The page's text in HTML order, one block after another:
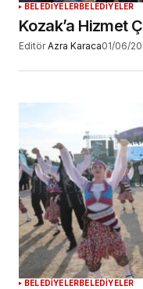
BELEDİYELERBELEDİYELER
Kozak’a Hizmet
Editör Azra Karaca01/06/
BELEDİYELERBELEDİYELER